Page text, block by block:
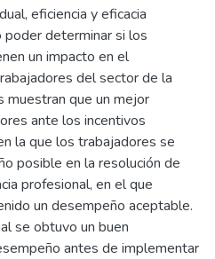
eficiencia y eficacia
determinar si los
un impacto en el
del sector de la
muestran que un mejor
ante los incentivos
la que los trabajadores se
posible en la resolución de
profesional, en el que
un desempeño aceptable.
se obtuvo un buen
antes de implementar